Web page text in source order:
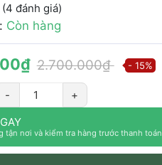
(4 đánh giá)
Còn hàng
2.700.000₫ - 15%
- +
tận nơi và kiểm tra hàng trước thanh toán